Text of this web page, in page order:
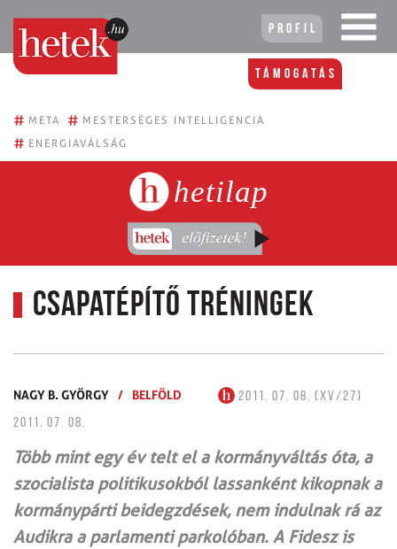
Profil
Támogatás
# META # MESTERSÉGES INTELLIGENCIA
# ENERGIAVÁLSÁG
hetilap
Csapatépítő tréningek
NAGY B. GYÖRGY / BELFÖLD
2011. 07. 08. (XV/27)
2011. 07. 08.
Több mint egy év telt el a kormányváltás óta, a
szocialista politikusokból lassanként kikopnak a
kormánypárti beidegzdések, nem indulnak rá az
Audikra a parlamenti parkolóban. A Fidesz is